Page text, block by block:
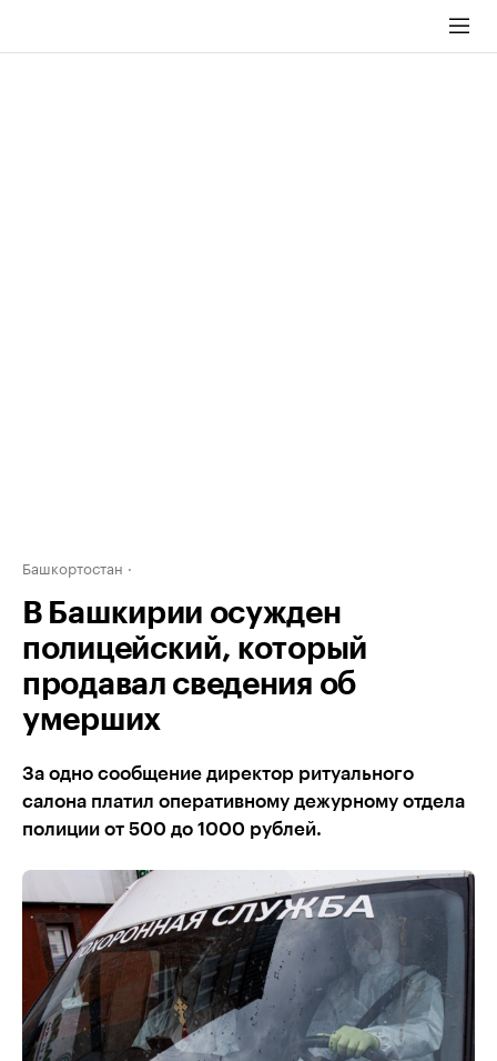
Башкортостан
В Башкирии осужден
полицейский, который
продавал сведения об
умерших
За одно сообщение директор ритуального
салона платил оперативному дежурному отдела
полиции от 500 до 1000 рублей.